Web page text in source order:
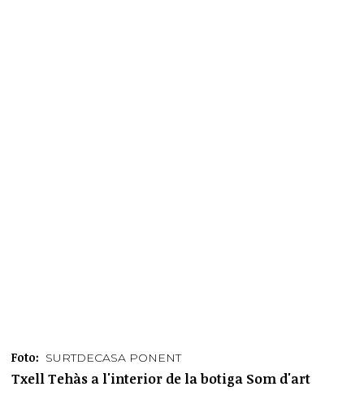
Foto: SURTDECASA PONENT
Txell Tehàs a l'interior de la botiga Som d'art